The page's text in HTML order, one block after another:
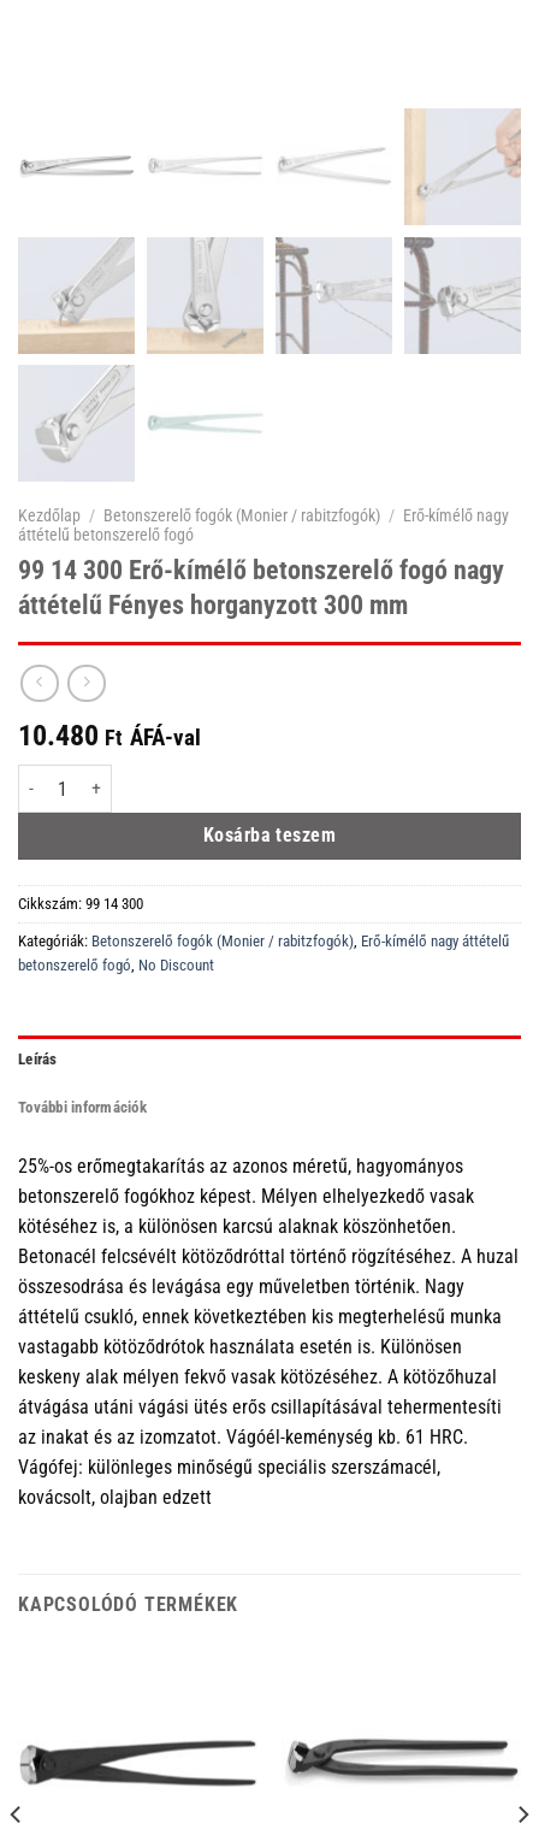
Kezdőlap / Betonszerelő fogók (Monier / rabitzfogók) / Erő-kímélő nagy
áttételű betonszerelő fogó
99 14 300 Erő-kímélő betonszerelő fogó nagy
áttételű Fényes horganyzott 300 mm
10.480 Ft ÁFÁ-val
99 14 300 Erő-kímélő betonszerelő fogó nagy áttételű Fényes horganyzott
Kosárba teszem
Cikkszám: 99 14 300
Kategóriák: Betonszerelő fogók (Monier / rabitzfogók), Erő-kímélő nagy áttételű
betonszerelő fogó, No Discount
Leírás
További információk
25%-os erőmegtakarítás az azonos méretű, hagyományos
betonszerelő fogókhoz képest. Mélyen elhelyezkedő vasak
kötéséhez is, a különösen karcsú alaknak köszönhetően.
Betonacél felcsévélt kötöződróttal történő rögzítéséhez. A huzal
összesodrása és levágása egy műveletben történik. Nagy
áttételű csukló, ennek következtében kis megterhelésű munka
vastagabb kötöződrótok használata esetén is. Különösen
keskeny alak mélyen fekvő vasak kötözéséhez. A kötözőhuzal
átvágása utáni vágási ütés erős csillapításával tehermentesíti
az inakat és az izomzatot. Vágóél-keménység kb. 61 HRC.
Vágófej: különleges minőségű speciális szerszámacél,
kovácsolt, olajban edzett
KAPCSOLÓDÓ TERMÉKEK